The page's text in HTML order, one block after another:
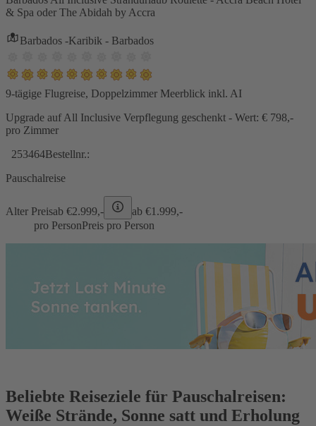
& Spa oder The Abidah by Accra
Barbados -Karibik - Barbados
9-tägige Flugreise, Doppelzimmer Meerblick inkl. AI
Upgrade auf All Inclusive Verpflegung geschenkt - Wert: € 798,-
pro Zimmer
253464Bestellnr.:
Pauschalreise
Alter Preisab €2.999,- ab €1.999,-
pro PersonPreis pro Person
Beliebte Reiseziele für Pauschalreisen:
Weiße Strände, Sonne satt und Erholung